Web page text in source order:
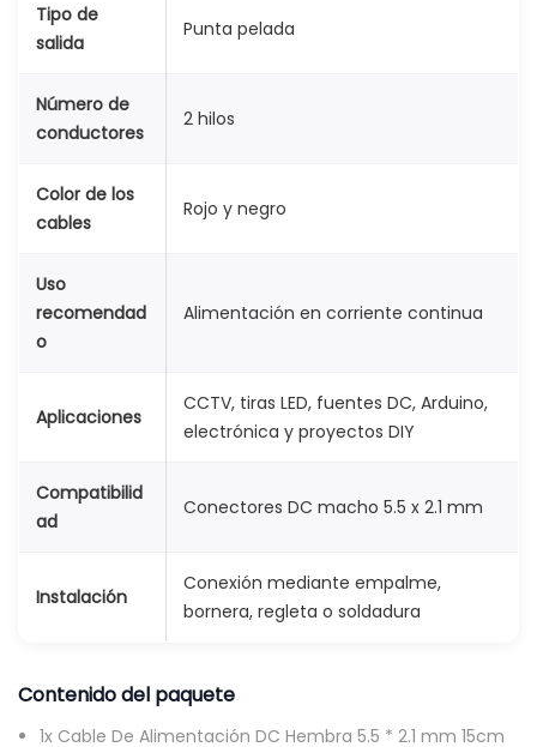
c
m
a
t
i
d
Tipo de
salida
Punta pelada
Número de
conductores
2 hilos
Color de los
cables
Rojo y negro
Uso
recomendad
o
Alimentación en corriente continua
Aplicaciones
CCTV, tiras LED, fuentes DC, Arduino,
electrónica y proyectos DIY
Compatibilid
ad
Conectores DC macho 5.5 x 2.1 mm
Instalación
Conexión mediante empalme,
bornera, regleta o soldadura
Contenido del paquete
1x Cable De Alimentación DC Hembra 5.5 * 2.1 mm 15cm